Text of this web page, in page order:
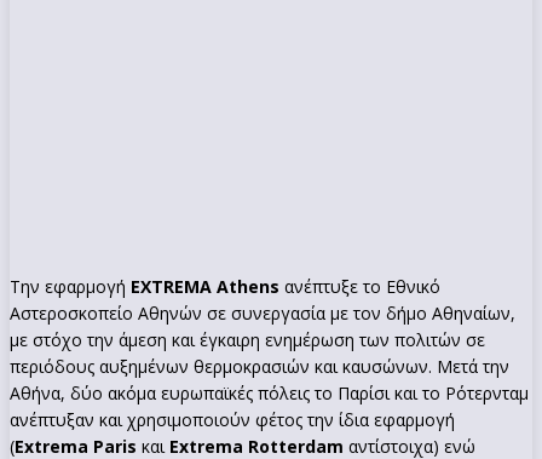
Την εφαρμογή EXTREMA Athens ανέπτυξε το Εθνικό
Αστεροσκοπείο Αθηνών σε συνεργασία με τον δήμο Αθηναίων,
με στόχο την άμεση και έγκαιρη ενημέρωση των πολιτών σε
περιόδους αυξημένων θερμοκρασιών και καυσώνων. Μετά την
Αθήνα, δύο ακόμα ευρωπαϊκές πόλεις το Παρίσι και το Ρότερνταμ
ανέπτυξαν και χρησιμοποιούν φέτος την ίδια εφαρμογή
(Εxtrema Paris και Εxtrema Rotterdam αντίστοιχα) ενώ